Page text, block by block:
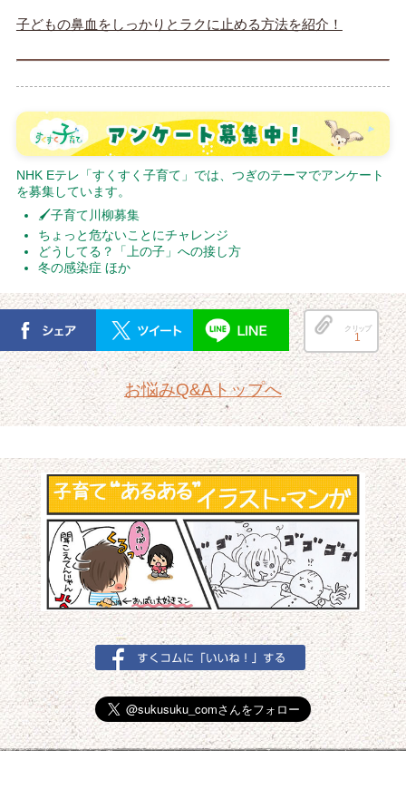
子どもの鼻血をしっかりとラクに止める方法を紹介！
NHK Eテレ「すくすく子育て」では、つぎのテーマでアンケート
を募集しています。
🖌子育て川柳募集
ちょっと危ないことにチャレンジ
どうしてる？「上の子」への接し方
冬の感染症 ほか
クリップ
1
お悩みQ&Aトップへ